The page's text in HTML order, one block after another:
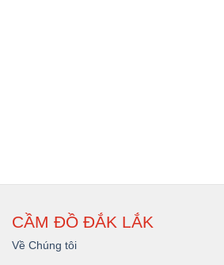
CẦM ĐỒ ĐẮK LẮK
Về Chúng tôi